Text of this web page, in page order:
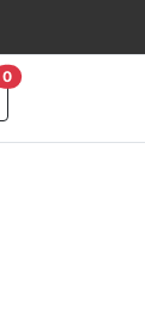
0товаров в корзине